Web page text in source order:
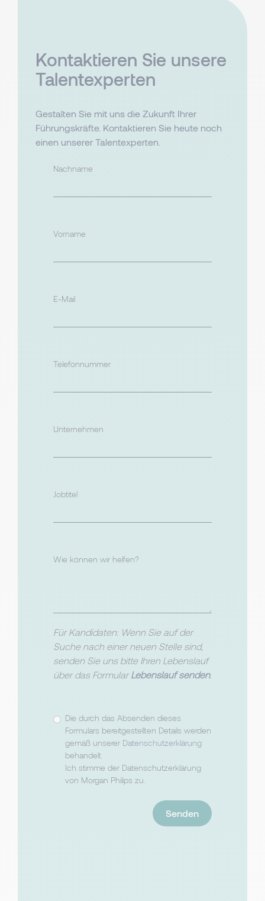
Kontaktieren Sie unsere
Talentexperten
Gestalten Sie mit uns die Zukunft Ihrer
Führungskräfte. Kontaktieren Sie heute noch
einen unserer Talentexperten.
Nachname
Vorname
E-Mail
Telefonnummer
Unternehmen
Jobtitel
Wie können wir helfen?
Für Kandidaten: Wenn Sie auf der
Suche nach einer neuen Stelle sind,
senden Sie uns bitte Ihren Lebenslauf
über das FormularLebenslauf senden.
Die durch das Absenden dieses
Formulars bereitgestellten Details werden
gemäß unserer Datenschutzerklärung
behandelt.
Ich stimme der Datenschutzerklärung
von Morgan Philips zu.